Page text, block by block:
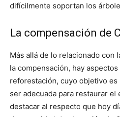
difícilmente soportan los
La compensación de
Más allá de lo relacionado con
la compensación, hay
reforestación, cuyo objetivo es
ser adecuada para restaurar el
destacar al respecto que hoy